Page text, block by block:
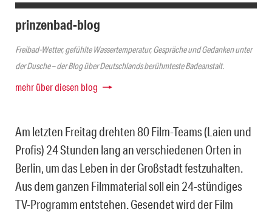
prinzenbad-blog
Freibad-Wetter, gefühlte Wassertemperatur, Gespräche und Gedanken unter
der Dusche – der Blog über Deutschlands berühmteste Badeanstalt.
mehr über diesen blog
Am letzten Freitag drehten 80 Film-Teams (Laien und
Profis) 24 Stunden lang an verschiedenen Orten in
Berlin, um das Leben in der Großstadt festzuhalten.
Aus dem ganzen Filmmaterial soll ein 24-stündiges
TV-Programm entstehen. Gesendet wird der Film